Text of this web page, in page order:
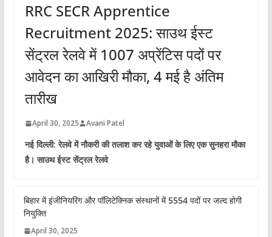
RRC SECR Apprentice
Recruitment 2025: साउथ ईस्ट
सेंट्रल रेलवे में 1007 अप्रेंटिस पदों पर
आवेदन का आखिरी मौका, 4 मई है अंतिम
तारीख
April 30, 2025 Avani Patel
नई दिल्ली: रेलवे में नौकरी की तलाश कर रहे युवाओं के लिए एक सुनहरा मौका
है। साउथ ईस्ट सेंट्रल रेलवे
बिहार में इंजीनियरिंग और पॉलिटेक्निक संस्थानों में 5554 पदों पर जल्द होगी
नियुक्ति
April 30, 2025